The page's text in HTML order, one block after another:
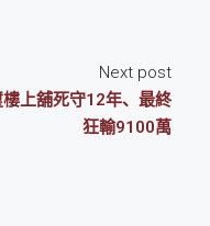
Next post
上舖死守12年、最終
狂輸9100萬